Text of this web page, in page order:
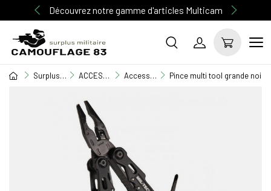
Découvrez notre gamme d'articles Multicam
Surplus Militaire ACCESSOIRE MILITAIRE Accessoires divers Pince multi tool grande noir